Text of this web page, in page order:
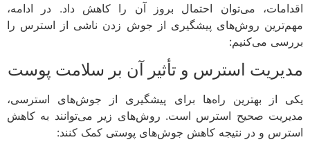
می‌توان احتمال بروز آن را کاهش داد. در ادامه،
روش‌های پیشگیری از جوش زدن ناشی از استرس را
می‌کنیم:
استرس و تأثیر آن بر سلامت پوست
از بهترین راه‌ها برای پیشگیری از جوش‌های استرسی،
صحیح استرس است. روش‌های زیر می‌توانند به کاهش
و در نتیجه کاهش جوش‌های پوستی کمک کنند: